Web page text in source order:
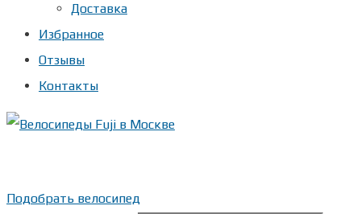
Доставка
Избранное
Отзывы
Контакты
Подобрать велосипед